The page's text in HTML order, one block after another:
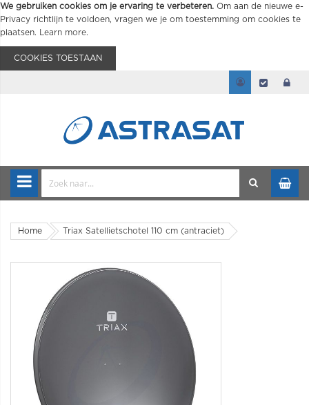
We gebruiken cookies om je ervaring te verbeteren. Om aan de nieuwe e-
Privacy richtlijn te voldoen, vragen we je om toestemming om cookies te
plaatsen.
Learn more.
COOKIES TOESTAAN
Home Triax Satellietschotel 110 cm (antraciet)